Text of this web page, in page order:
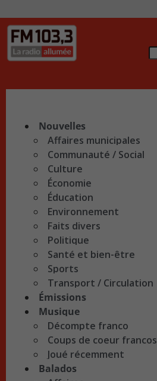
Nouvelles
Affaires municipales
Communauté / Social
Culture
Économie
Éducation
Environnement
Faits divers
Politique
Santé et bien-être
Sports
Transport / Circulation
Émissions
Musique
Décompte franco
Coups de coeur francos
Joué récemment
Balados